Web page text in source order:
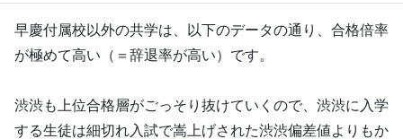
早慶付属校以外の共学は、以下のデータの通り、合格倍率
が極めて高い（＝辞退率が高い）です。
渋渋も上位合格層がごっそり抜けていくので、渋渋に入学
する生徒は細切れ入試で嵩上げされた渋渋偏差値よりもか